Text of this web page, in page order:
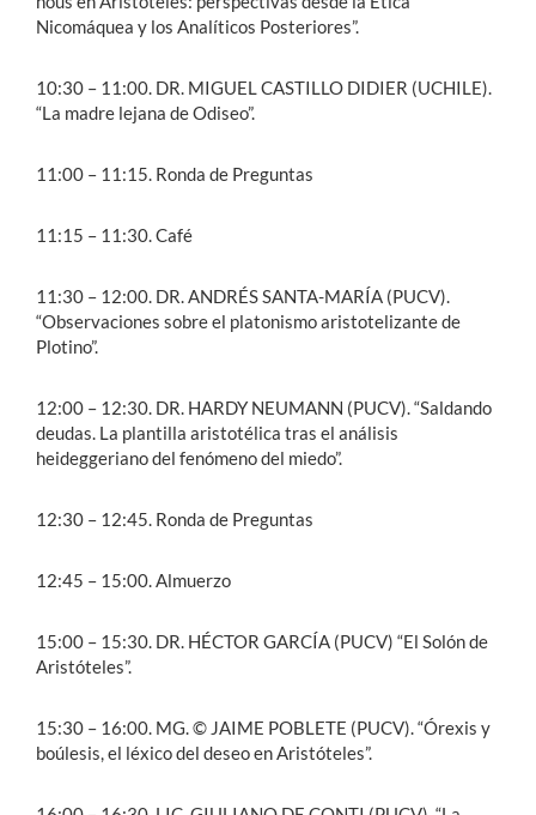
Nicomáquea y los Analíticos Posteriores”.
10:30 – 11:00. DR. MIGUEL CASTILLO DIDIER (UCHILE).
“La madre lejana de Odiseo”.
11:00 – 11:15. Ronda de Preguntas
11:15 – 11:30. Café
11:30 – 12:00. DR. ANDRÉS SANTA-MARÍA (PUCV).
“Observaciones sobre el platonismo aristotelizante de
Plotino”.
12:00 – 12:30. DR. HARDY NEUMANN (PUCV). “Saldando
deudas. La plantilla aristotélica tras el análisis
heideggeriano del fenómeno del miedo”.
12:30 – 12:45. Ronda de Preguntas
12:45 – 15:00. Almuerzo
15:00 – 15:30. DR. HÉCTOR GARCÍA (PUCV) “El Solón de
Aristóteles”.
15:30 – 16:00. MG. © JAIME POBLETE (PUCV). “Órexis y
boúlesis, el léxico del deseo en Aristóteles”.